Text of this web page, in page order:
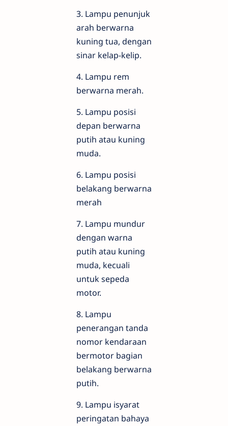
3. Lampu penunjuk
arah berwarna
kuning tua, dengan
sinar kelap-kelip.
4. Lampu rem
berwarna merah.
5. Lampu posisi
depan berwarna
putih atau kuning
muda.
6. Lampu posisi
belakang berwarna
merah
7. Lampu mundur
dengan warna
putih atau kuning
muda, kecuali
untuk sepeda
motor.
8. Lampu
penerangan tanda
nomor kendaraan
bermotor bagian
belakang berwarna
putih.
9. Lampu isyarat
peringatan bahaya